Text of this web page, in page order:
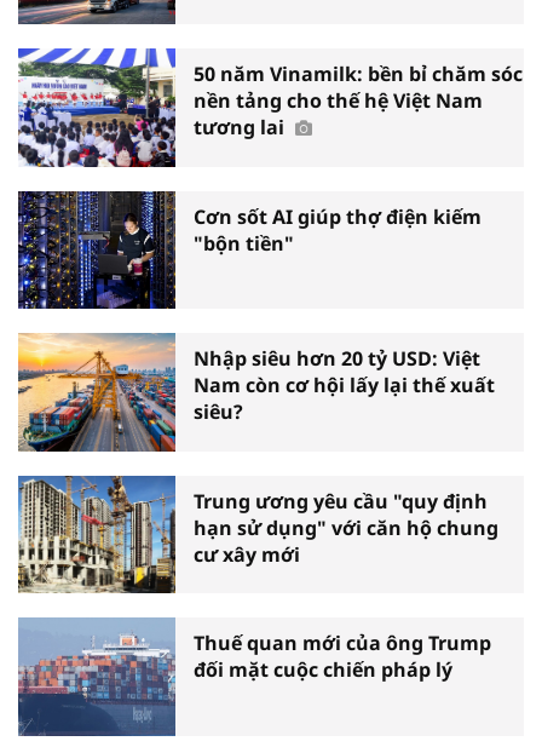
50 năm Vinamilk: bền bỉ chăm sóc
nền tảng cho thế hệ Việt Nam
tương lai
Cơn sốt AI giúp thợ điện kiếm
"bộn tiền"
Nhập siêu hơn 20 tỷ USD: Việt
Nam còn cơ hội lấy lại thế xuất
siêu?
Trung ương yêu cầu "quy định
hạn sử dụng" với căn hộ chung
cư xây mới
Thuế quan mới của ông Trump
đối mặt cuộc chiến pháp lý